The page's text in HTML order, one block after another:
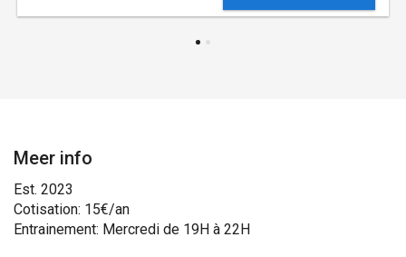
Meer info
Est. 2023
Cotisation: 15€/an
Entrainement: Mercredi de 19H à 22H